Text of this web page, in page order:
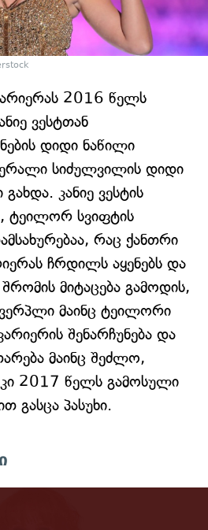
2016 წელს
ვესტთან
დიდი ნაწილი
სიძულვილის დიდი
კანიე ვესტის
ტეილორ სვიფტის
რაც ქანთრი
ჩრდილს აყენებს და
მიტაცება გამოდის,
მაინც ტეილორი
შენარჩუნება და
მაინც შეძლო,
კი 2017 წელს გამოსული
გასცა პასუხი.